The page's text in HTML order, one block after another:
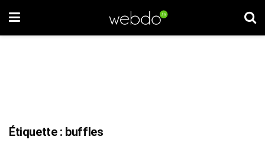
Étiquette : buffles